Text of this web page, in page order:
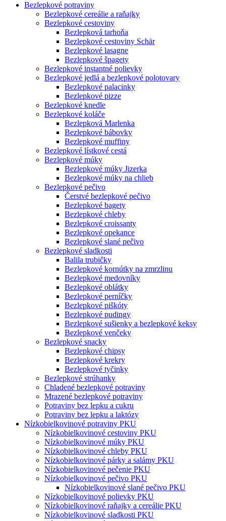
Bezlepkové potraviny
Bezlepkové cereálie a raňajky
Bezlepkové cestoviny
Bezlepková tarhoňa
Bezlepkové cestoviny Schär
Bezlepkové lasagne
Bezlepkové špagety
Bezlepkové instantné polievky
Bezlepkové jedlá a bezlepkové polotovary
Bezlepkové palacinky
Bezlepkové pizze
Bezlepkové knedle
Bezlepkové koláče
Bezlepková Marlenka
Bezlepkové bábovky
Bezlepkové muffiny
Bezlepkové lístkové cestá
Bezlepkové múky
Bezlepkové múky Jizerka
Bezlepkové múky na chlieb
Bezlepkové pečivo
Čerstvé bezlepkové pečivo
Bezlepkové bagety
Bezlepkové chleby
Bezlepkové croissanty
Bezlepkové opekance
Bezlepkové slané pečivo
Bezlepkové sladkosti
Balila trubičky
Bezlepkové kornútky na zmrzlinu
Bezlepkové medovníky
Bezlepkové oblátky
Bezlepkové perníčky
Bezlepkové piškóty
Bezlepkové pudingy
Bezlepkové sušienky a bezlepkové keksy
Bezlepkové venčeky
Bezlepkové snacky
Bezlepkové chipsy
Bezlepkové krekry
Bezlepkové tyčinky
Bezlepkové strúhanky
Chladené bezlepkové potraviny
Mrazené bezlepkové potraviny
Potraviny bez lepku a cukru
Potraviny bez lepku a laktózy
Nízko­bielkovinové potraviny PKU
Nízko­bielkovinové cestoviny PKU
Nízko­bielkovinové múky PKU
Nízkobielkovinové chleby PKU
Nízkobielkovinové párky a salámy PKU
Nízkobielkovinové pečenie PKU
Nízkobielkovinové pečivo PKU
Nízkobielkovinové slané pečivo PKU
Nízkobielkovinové polievky PKU
Nízkobielkovinové raňajky a cereálie PKU
Nízkobielkovinové sladkosti PKU